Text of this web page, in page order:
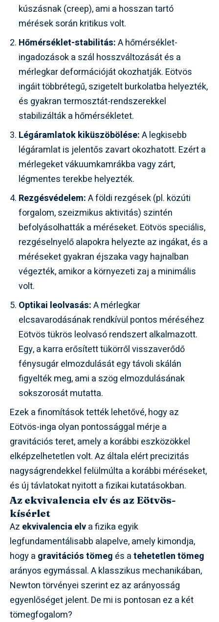
kúszásnak (creep), ami a hosszan tartó
mérések során kritikus volt.
Hőmérséklet-stabilitás:A hőmérséklet-
ingadozások a szál hosszváltozását és a
mérlegkar deformációját okozhatják. Eötvös
ingáit többrétegű, szigetelt burkolatba helyezték,
és gyakran termosztát-rendszerekkel
stabilizálták a hőmérsékletet.
Légáramlatok kiküszöbölése:A legkisebb
légáramlat is jelentős zavart okozhatott. Ezért a
mérlegeket vákuumkamrákba vagy zárt,
légmentes terekbe helyezték.
Rezgésvédelem:A földi rezgések (pl. közúti
forgalom, szeizmikus aktivitás) szintén
befolyásolhatták a méréseket. Eötvös speciális,
rezgéselnyelő alapokra helyezte az ingákat, és a
méréseket gyakran éjszaka vagy hajnalban
végezték, amikor a környezeti zaj a minimális
volt.
Optikai leolvasás:A mérlegkar
elcsavarodásának rendkívül pontos méréséhez
Eötvös tükrös leolvasó rendszert alkalmazott.
Egy, a karra erősített tükörről visszaverődő
fénysugár elmozdulását egy távoli skálán
figyelték meg, ami a szög elmozdulásának
sokszorosát mutatta.
Ezek a finomítások tették lehetővé, hogy az
Eötvös-inga olyan pontossággal mérje a
gravitációs teret, amely a korábbi eszközökkel
elképzelhetetlen volt. Az általa elért precizitás
nagyságrendekkel felülmúlta a korábbi méréseket,
és új távlatokat nyitott a fizikai kutatásokban.
Az ekvivalencia elv és az Eötvös-
kísérlet
Az ekvivalencia elva fizika egyik
legfundamentálisabb alapelve, amely kimondja,
hogy a gravitációs tömeg és atehetetlen tömeg
arányos egymással. A klasszikus mechanikában,
Newton törvényei szerint ez az arányosság
egyenlőséget jelent. De mi is pontosan ez a két
tömegfogalom?